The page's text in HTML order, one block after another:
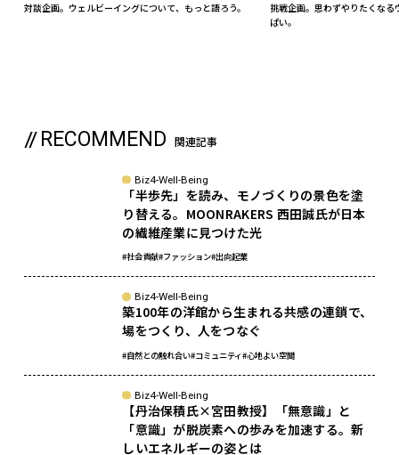
対談企画。ウェルビーイングについて、もっと語ろう。
挑戦企画。思わずやりたくなる
ぱい。
RECOMMEND 関連記事
Biz4-Well-Being
「半歩先」を読み、モノづくりの景色を塗
り替える。MOONRAKERS 西田誠氏が日本
の繊維産業に見つけた光
#社会貢献#ファッション#出向起業
Biz4-Well-Being
築100年の洋館から生まれる共感の連鎖で、
場をつくり、人をつなぐ
#自然との触れ合い#コミュニティ#心地よい空間
Biz4-Well-Being
【丹治保積氏×宮田教授】「無意識」と
「意識」が脱炭素への歩みを加速する。新
しいエネルギーの姿とは